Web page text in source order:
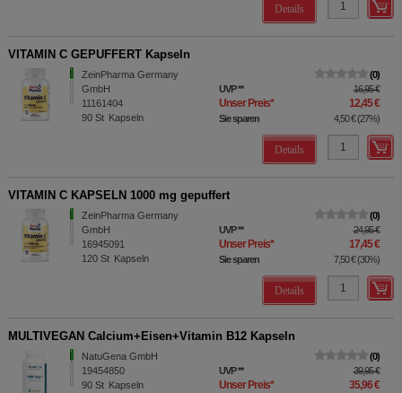
Details
VITAMIN C GEPUFFERT Kapseln
ZeinPharma Germany
GmbH
11161404
90 St Kapseln
0
UVP** 16,95 €
Unser Preis* 12,45 €
Sie sparen 4,50 €(27%)
Details
VITAMIN C KAPSELN 1000 mg gepuffert
ZeinPharma Germany
GmbH
16945091
120 St Kapseln
0
UVP** 24,95 €
Unser Preis* 17,45 €
Sie sparen 7,50 €(30%)
Details
MULTIVEGAN Calcium+Eisen+Vitamin B12 Kapseln
NatuGena GmbH
19454850
90 St Kapseln
0
UVP** 39,95 €
Unser Preis* 35,96 €